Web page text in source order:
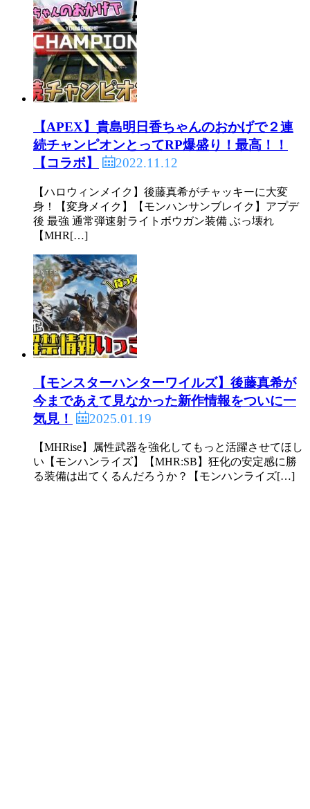
【APEX】貴島明日香ちゃんのおかげで２連
続チャンピオンとってRP爆盛り！最高！！
【コラボ】
2022.11.12
【ハロウィンメイク】後藤真希がチャッキーに大変
身！【変身メイク】【モンハンサンブレイク】アプデ
後 最強 通常弾速射ライトボウガン装備 ぶっ壊れ
【MHR[…]
【モンスターハンターワイルズ】後藤真希が
今まであえて見なかった新作情報をついに一
気見！
2025.01.19
【MHRise】属性武器を強化してもっと活躍させてほし
い【モンハンライズ】【MHR:SB】狂化の安定感に勝
る装備は出てくるんだろうか？【モンハンライズ[…]